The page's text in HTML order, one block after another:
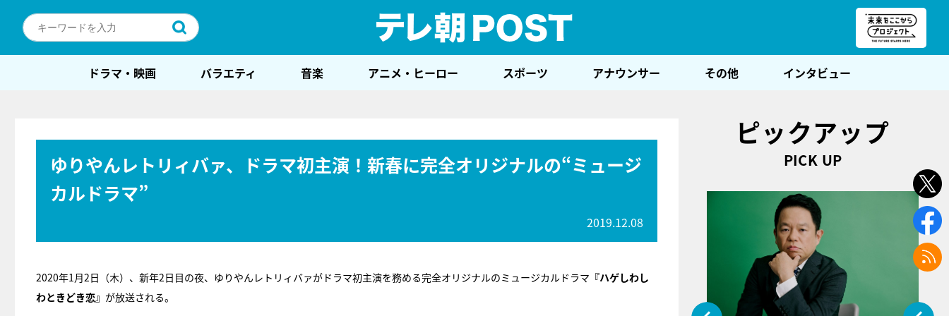
ドラマ・映画 バラエティ 音楽 アニメ・ヒーロー スポーツ アナウンサー その他 インタビュー
ゆりやんレトリィバァ、ドラマ初主演！新春に完全オリジナルの“ミュージ
カルドラマ”
2019.12.08
2020年1月2日（木）、新年2日目の夜、ゆりやんレトリィバァがドラマ初主演を務める完全オリジナルのミュージカルドラマ 『ハゲしわし
わときどき恋』 が放送される。
ピックアップ
PICK UP